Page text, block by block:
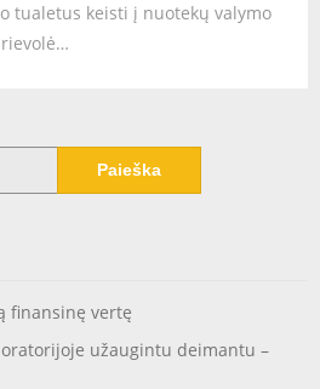
tualetus keisti į nuotekų valymo
finansinę vertę
užaugintu deimantu –